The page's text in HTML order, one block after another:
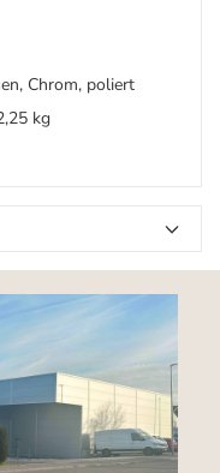
Chrom, poliert
kg